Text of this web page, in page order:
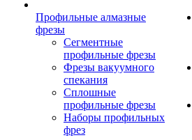
Профильные алмазные
фрезы
Сегментные
профильные фрезы
Фрезы вакуумного
спекания
Сплошные
профильные фрезы
Наборы профильных
фрез